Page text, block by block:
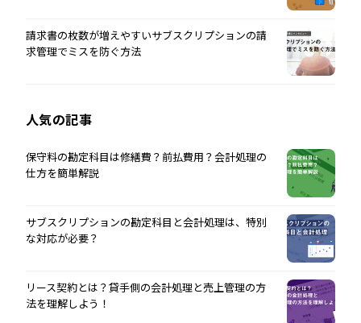
請求書の枚数が増えやすいサブスクリプションの請
求管理でミスを防ぐ方法
人気の記事
保守料の勘定科目は修繕費？前払費用？会計処理の
仕方を簡単解説
サブスクリプションの勘定科目と会計処理は、特別
な対応が必要？
リース契約とは？貸手側の会計処理と売上管理の方
法を理解しよう！